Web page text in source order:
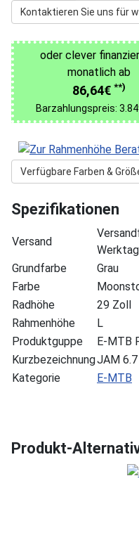
Kontaktieren Sie uns für
oder clever
monatlich ab
86,64€ **)
Barzahlungspreis:
Verfügbare Farben &
Spezifikationen
Versand
Grundfarbe
Grau
Farbe
Radhöhe
29 Zoll
Rahmenhöhe
L
Produktguppe
E-MTB
KurzbezeichnungJAM
Kategorie
E-MTB
Produkt-